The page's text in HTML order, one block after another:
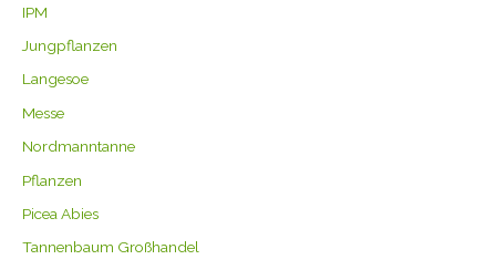
IPM
Jungpflanzen
Langesoe
Messe
Nordmanntanne
Pflanzen
Picea Abies
Tannenbaum Großhandel